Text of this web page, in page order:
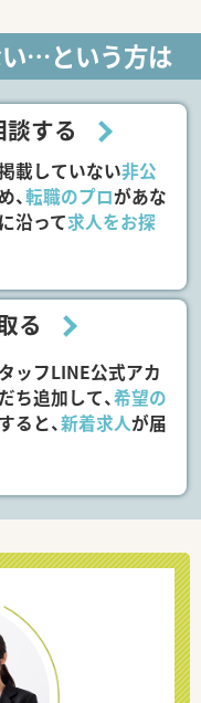
…という方は
する
載していない非公
、転職のプロがあな
沿って求人をお探
る
ッフLINE公式アカ
ち追加して、希望の
すると、新着求人が届